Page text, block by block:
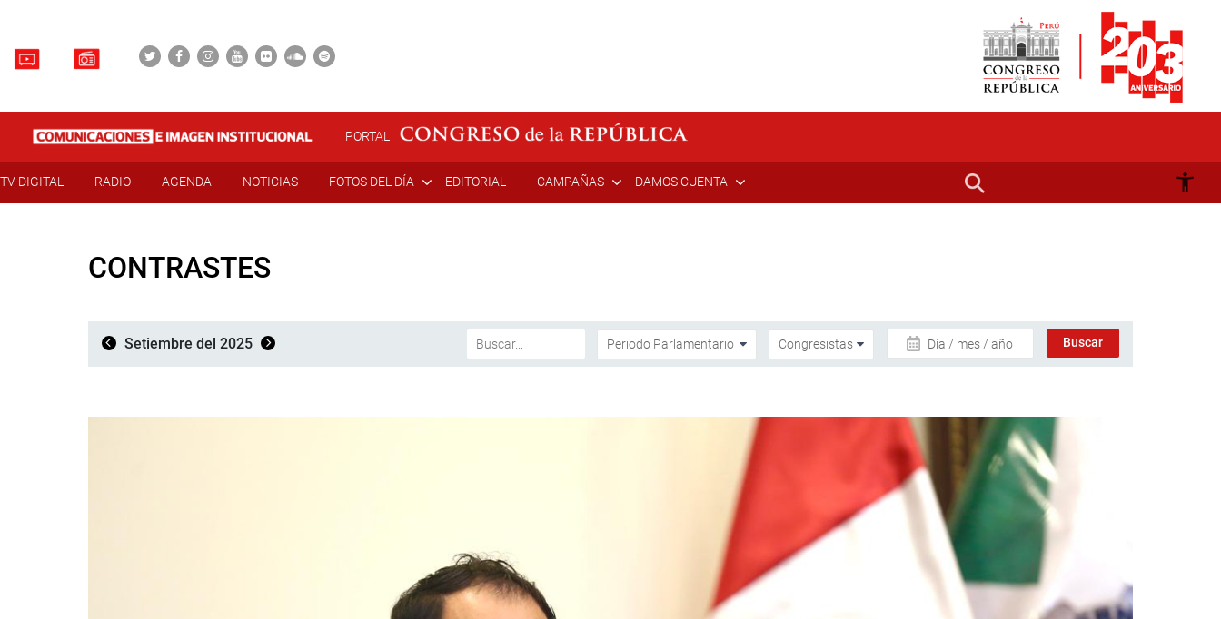
PORTAL
TV DIGITAL RADIO AGENDA NOTICIAS FOTOS DEL DÍA EDITORIAL CAMPAÑAS DAMOS CUENTA
CONTRASTES
Setiembre del 2025 Día / mes / año